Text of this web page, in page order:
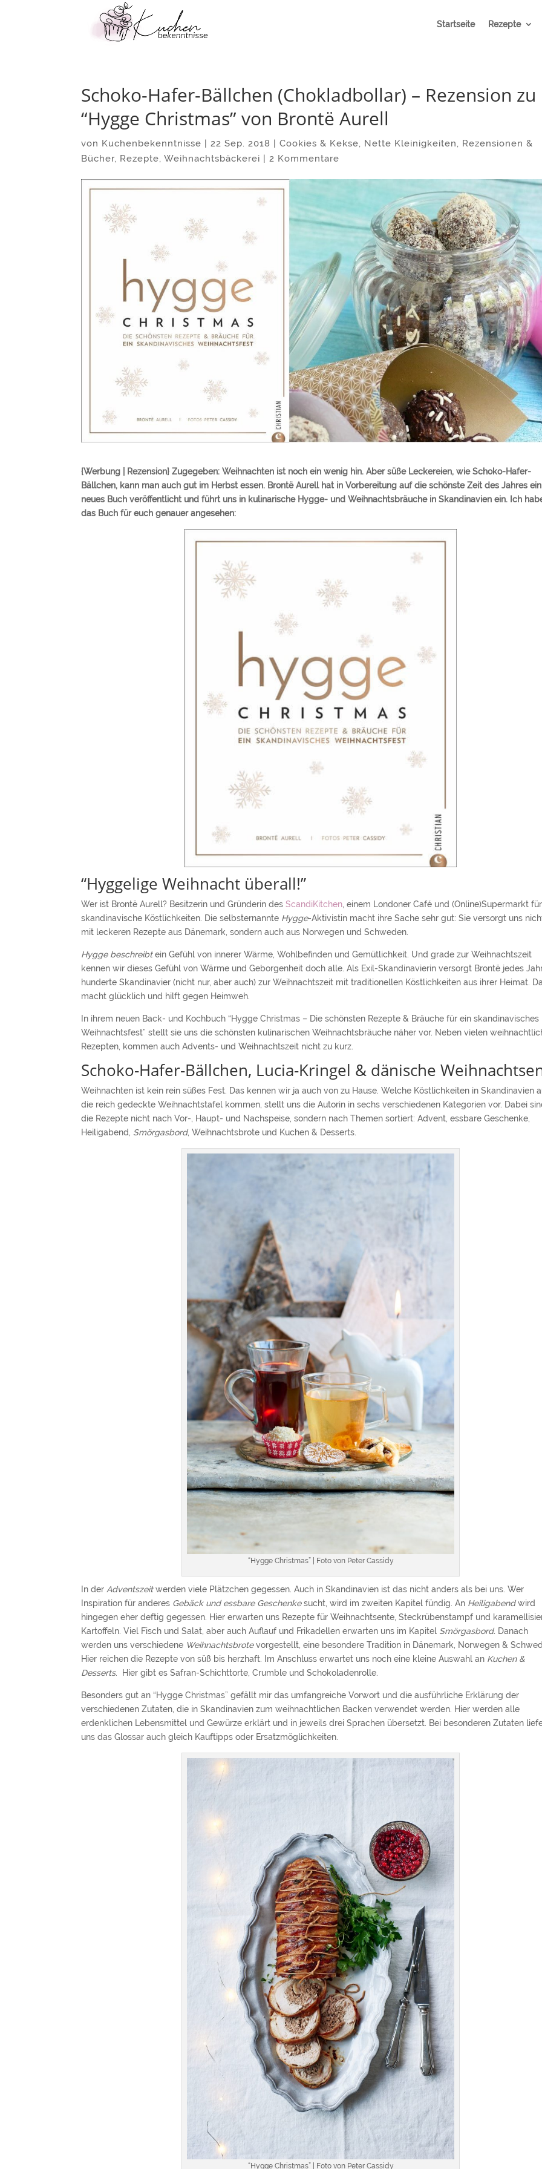
Startseite Rezepte
Schoko-Hafer-Bällchen (Chokladbollar) – Rezension zu
“Hygge Christmas” von Brontë Aurell
von Kuchenbekenntnisse |22 Sep. 2018 |Cookies & Kekse, Nette Kleinigkeiten, Rezensionen &
Bücher, Rezepte,Weihnachtsbäckerei |2 Kommentare
{Werbung | Rezension} Zugegeben: Weihnachten ist noch ein wenig hin. Aber süße Leckereien, wie Schoko-Hafer-
Bällchen, kann man auch gut im Herbst essen. Brontë Aurell hat in Vorbereitung auf die schönste Zeit des Jahres ein
neues Buch veröffentlicht und führt uns in kulinarische Hygge- und Weihnachtsbräuche in Skandinavien ein. Ich
das Buch für euch genauer angesehen:
“Hyggelige Weihnacht überall!”
Wer ist Brontë Aurell? Besitzerin und Gründerin desScandiKitchen , einem Londoner Café und (Online)Supermarkt für
skandinavische Köstlichkeiten. Die selbsternannte Hygge-Aktivistin macht ihre Sache sehr gut: Sie versorgt uns
mit leckeren Rezepte aus Dänemark, sondern auch aus Norwegen und Schweden.
Hygge beschreibtein Gefühl von innerer Wärme, Wohlbefinden und Gemütlichkeit. Und grade zur Weihnachtszeit
kennen wir dieses Gefühl von Wärme und Geborgenheit doch alle. Als Exil-Skandinavierin versorgt Brontë jedes
hunderte Skandinavier (nicht nur, aber auch) zur Weihnachtszeit mit traditionellen Köstlichkeiten aus ihrer Heimat.
macht glücklich und hilft gegen Heimweh.
In ihrem neuen Back- und Kochbuch “Hygge Christmas – Die schönsten Rezepte & Bräuche für ein skandinavisches
Weihnachtsfest” stellt sie uns die schönsten kulinarischen Weihnachtsbräuche näher vor. Neben vielen
Rezepten, kommen auch Advents- und Weihnachtszeit nicht zu kurz.
Schoko-Hafer-Bällchen, Lucia-Kringel & dänische
Weihnachten ist kein rein süßes Fest. Das kennen wir ja auch von zu Hause. Welche Köstlichkeiten in Skandinavien
die reich gedeckte Weihnachtstafel kommen, stellt uns die Autorin in sechs verschiedenen Kategorien vor. Dabei
die Rezepte nicht nach Vor-, Haupt- und Nachspeise, sondern nach Themen sortiert: Advent, essbare Geschenke,
Heiligabend, Smörgasbord, Weihnachtsbrote und Kuchen & Desserts.
“Hygge Christmas” | Foto von Peter Cassidy
In derAdventszeitwerden viele Plätzchen gegessen. Auch in Skandinavien ist das nicht anders als bei uns. Wer
Inspiration für anderes Gebäck und essbare Geschenkesucht, wird im zweiten Kapitel fündig. An Heiligabendwird
hingegen eher deftig gegessen. Hier erwarten uns Rezepte für Weihnachtsente, Steckrübenstampf und
Kartoffeln. Viel Fisch und Salat, aber auch Auflauf und Frikadellen erwarten uns im Kapitel Smörgasbord. Danach
werden uns verschiedene Weihnachtsbrotevorgestellt, eine besondere Tradition in Dänemark, Norwegen &
Hier reichen die Rezepte von süß bis herzhaft. Im Anschluss erwartet uns noch eine kleine Auswahl an Kuchen &
Desserts. Hier gibt es Safran-Schichttorte, Crumble und Schokoladenrolle.
Besonders gut an “Hygge Christmas” gefällt mir das umfangreiche Vorwort und die ausführliche Erklärung der
verschiedenen Zutaten, die in Skandinavien zum weihnachtlichen Backen verwendet werden. Hier werden alle
erdenklichen Lebensmittel und Gewürze erklärt und in jeweils drei Sprachen übersetzt. Bei besonderen Zutaten
uns das Glossar auch gleich Kauftipps oder Ersatzmöglichkeiten.
“Hygge Christmas” | Foto von Peter Cassidy